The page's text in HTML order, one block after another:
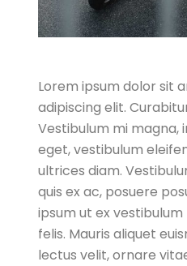
Lorem ipsum dolor sit
adipiscing elit.
Vestibulum mi magna,
eget, vestibulum
ultrices diam.
quis ex ac, posuere
ipsum ut ex
felis. Mauris aliquet
lectus velit, ornare